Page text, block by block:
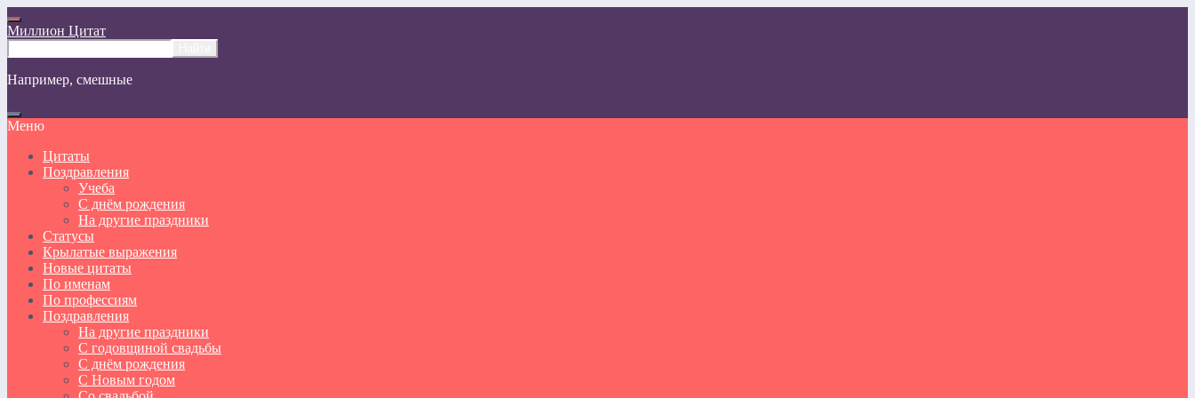
Миллион Цитат
Например, смешные
Меню
Цитаты
Поздравления
Учеба
С днём рождения
На другие праздники
Статусы
Крылатые выражения
Новые цитаты
По именам
По профессиям
Поздравления
На другие праздники
С годовщиной свадьбы
С днём рождения
С Новым годом